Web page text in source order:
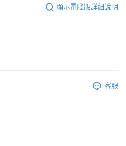
顯示電腦版詳細說明
客服